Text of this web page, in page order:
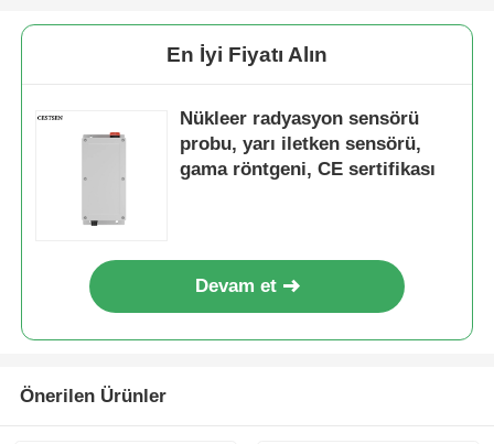
Nükleer radyasyon dedektörü
kişisel dozimetre
Nükleer radyasyon izleme sistemi
Atmosferik negatif iyon monitörü
En İyi Fiyatı Alın
Nükleer radyasyon sensörü
probu, yarı iletken sensörü,
gama röntgeni, CE sertifikası
Devam et
Önerilen Ürünler